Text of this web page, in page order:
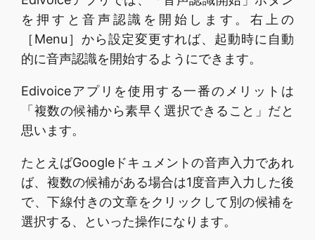
を押すと音声認識を開始します。右上の
［Menu］から設定変更すれば、起動時に自動
的に音声認識を開始するようにできます。
Edivoiceアプリを使用する一番のメリットは
「複数の候補から素早く選択できること」だと
思います。
たとえばGoogleドキュメントの音声入力であれ
ば、複数の候補がある場合は1度音声入力した後
で、下線付きの文章をクリックして別の候補を
選択する、といった操作になります。